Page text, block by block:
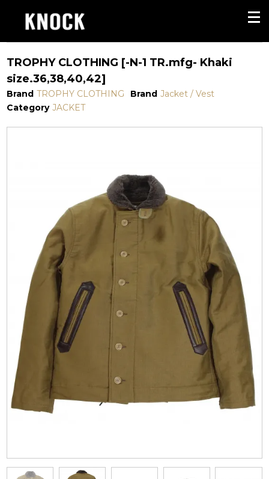
TROPHY CLOTHING [-N-1 TR.mfg- Khaki
size.36,38,40,42]
Brand TROPHY CLOTHING Brand Jacket / Vest
Category JACKET